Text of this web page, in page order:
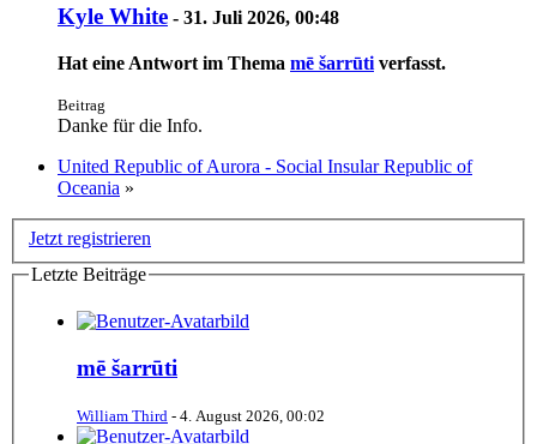
Kyle White - 31. Juli 2026, 00:48
Hat eine Antwort im Thema mē šarrūti verfasst.
Beitrag
Danke für die Info.
United Republic of Aurora - Social Insular Republic of
Oceania »
Jetzt registrieren
Letzte Beiträge
mē šarrūti
William Third - 4. August 2026, 00:02